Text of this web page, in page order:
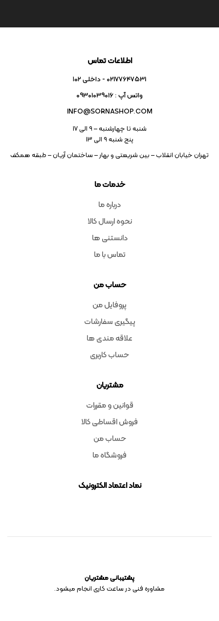
خدمات ما
درباره ما
نحوه ارسال کالا
دانستنی ها
تماس با ما
حساب من
پروفایل من
پیگیری سفارشات
علاقه مندی ها
حساب کاربری
مشتریان
قوانین و مقررات
فروش اقساطی کالا
حساب من
فروشگاه ما
نماد اعتماد الکترونیک
اطلاعات تماس
02177647531 - داخلی ۱۰۲
واتس آپ : 09301039016
INFO@SORNASHOP.COM
شنبه تا چهارشنبه – ۹ الی 17
پنج شنبه ۹ الی 13
تهران خیابان انقلاب – بین شریعتی و بهار – ساختمان آریان – طبقه همکف
پشتیبانی مشتریان
مشاوره فنی در ساعت کاری انجام میشود.